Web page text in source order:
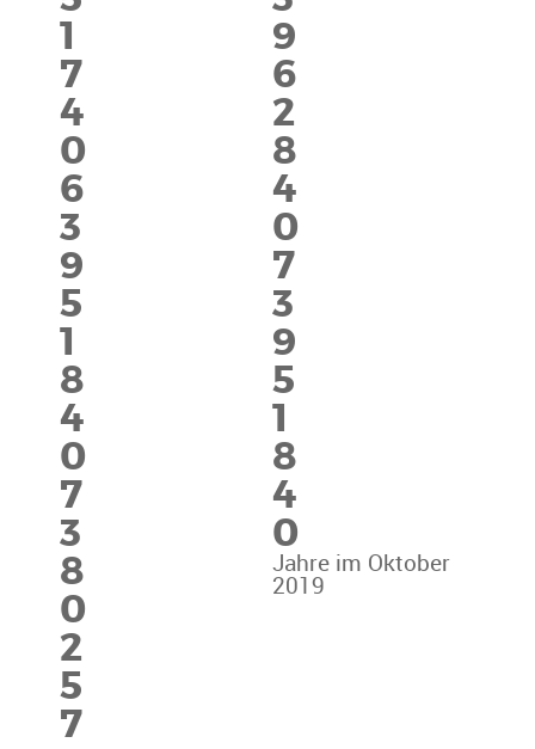
1
7
4
0
6
3
9
5
1
8
4
0
7
3
8
0
2
5
7
9
6
2
8
4
0
7
3
9
5
1
8
4
0
Jahre im Oktober
2019